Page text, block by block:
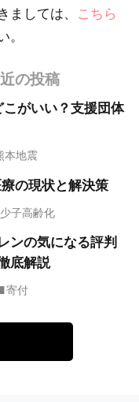
ましては、
こちら
。
の投稿
がいい？支援団体
本地震
の現状と解決策
少子高齢化
ンの気になる評判
底解説
寄付